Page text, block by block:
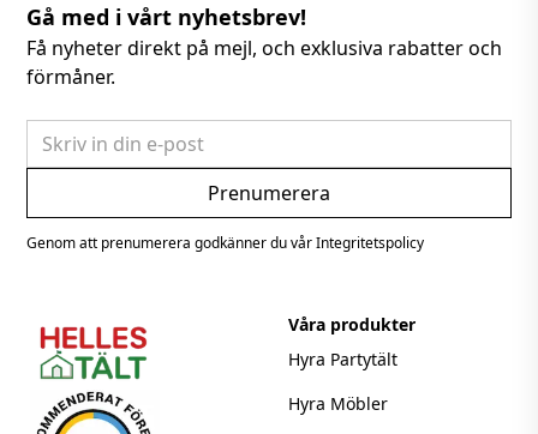
Gå med i vårt nyhetsbrev!
Få nyheter direkt på mejl, och exklusiva rabatter och
förmåner.
Genom att prenumerera godkänner du vår Integritetspolicy
Våra produkter
Hyra Partytält
Hyra Möbler